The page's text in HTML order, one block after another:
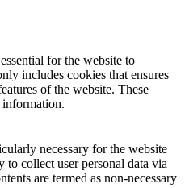
for the website to
includes cookies that ensures
of the website. These
information.
necessary for the website
collect user personal data via
are termed as non-necessary